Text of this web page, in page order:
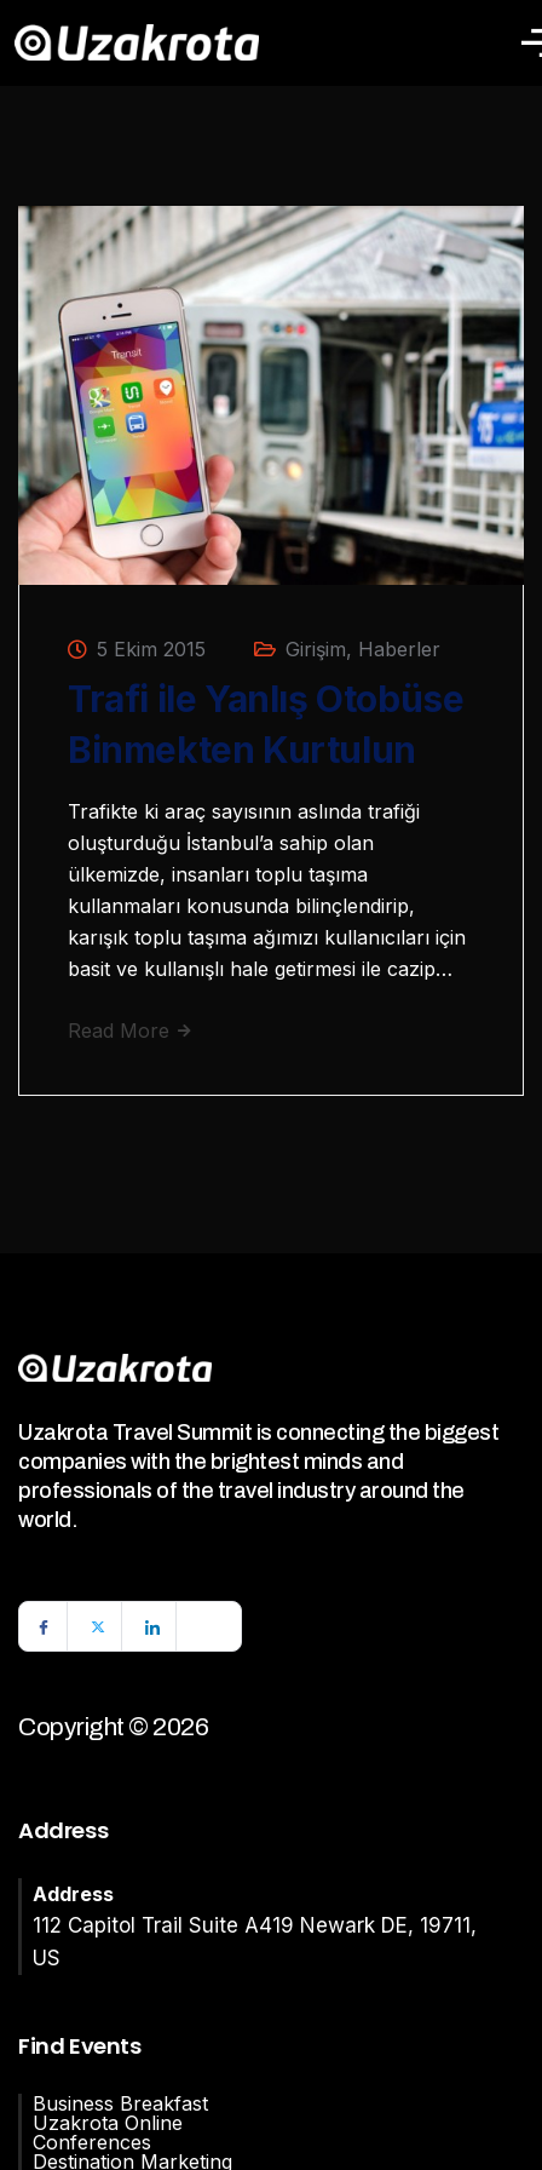
5 Ekim 2015 Girişim, Haberler
Trafi ile Yanlış Otobüse
Binmekten Kurtulun
Trafikte ki araç sayısının aslında trafiği
oluşturduğu İstanbul’a sahip olan
ülkemizde, insanları toplu taşıma
kullanmaları konusunda bilinçlendirip,
karışık toplu taşıma ağımızı kullanıcıları için
basit ve kullanışlı hale getirmesi ile cazip…
Read More
Uzakrota Travel Summit is connecting the biggest
companies with the brightest minds and
professionals of the travel industry around the
world.
Copyright © 2026
Address
Address
112 Capitol Trail Suite A419 Newark DE, 19711,
US
Find Events
Business Breakfast
Uzakrota Online
Conferences
Destination Marketing